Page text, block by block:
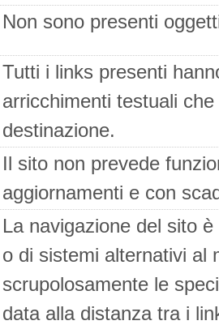
Non sono presenti
Tutti i links presenti
arricchimenti testuali
destinazione.
Il sito non prevede
aggiornamenti e con
La navigazione del sito
o di sistemi alternativi al
scrupolosamente le
data alla distanza tra i